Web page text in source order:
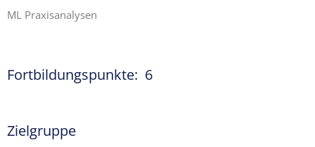
ML Praxisanalysen
Fortbildungspunkte: 6
Zielgruppe